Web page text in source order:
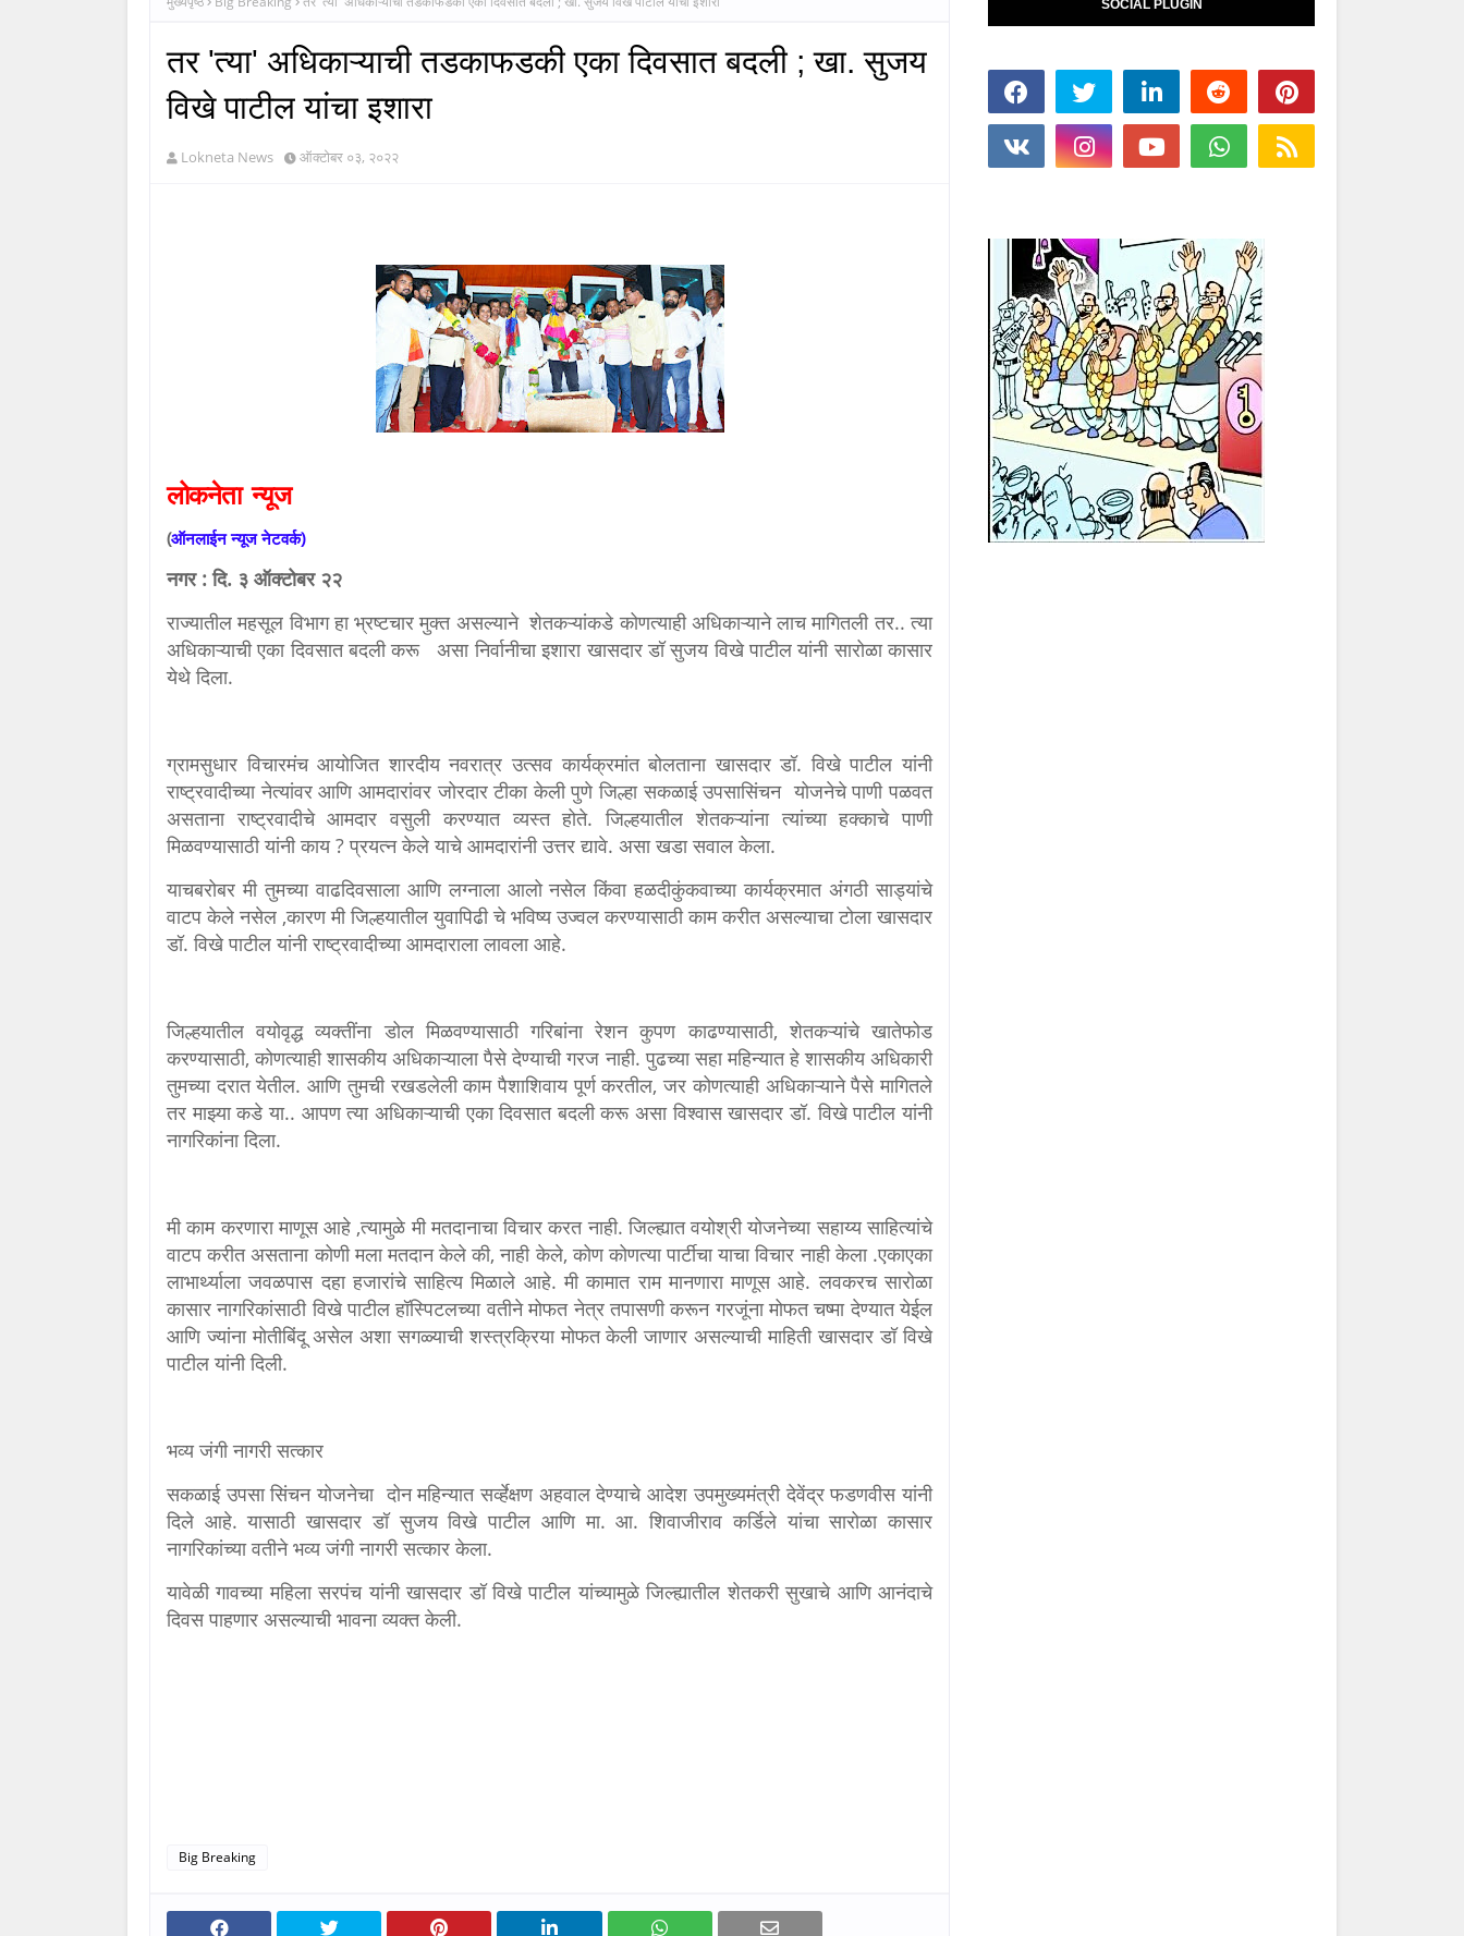
तर 'त्या' अधिकाऱ्याची तडकाफडकी एका दिवसात बदली ; खा. सुजय
विखे पाटील यांचा इशारा
Lokneta News ऑक्टोबर ०३, २०२२
लोकनेता न्यूज
(ऑनलाईन न्यूज नेटवर्क)
नगर : दि. ३ ऑक्टोबर २२
राज्यातील महसूल विभाग हा भ्रष्टचार मुक्त असल्याने शेतकऱ्यांकडे कोणत्याही अधिकाऱ्याने लाच मागितली तर.. त्या
अधिकाऱ्याची एका दिवसात बदली करू असा निर्वानीचा इशारा खासदार डॉ सुजय विखे पाटील यांनी सारोळा कासार
येथे दिला.
ग्रामसुधार विचारमंच आयोजित शारदीय नवरात्र उत्सव कार्यक्रमांत बोलताना खासदार डॉ. विखे पाटील यांनी
राष्ट्रवादीच्या नेत्यांवर आणि आमदारांवर जोरदार टीका केली पुणे जिल्हा सकळाई उपसासिंचन योजनेचे पाणी पळवत
असताना राष्ट्रवादीचे आमदार वसुली करण्यात व्यस्त होते. जिल्हयातील शेतकऱ्यांना त्यांच्या हक्काचे पाणी
मिळवण्यासाठी यांनी काय ? प्रयत्न केले याचे आमदारांनी उत्तर द्यावे. असा खडा सवाल केला.
याचबरोबर मी तुमच्या वाढदिवसाला आणि लग्नाला आलो नसेल किंवा हळदीकुंकवाच्या कार्यक्रमात अंगठी साड्यांचे
वाटप केले नसेल ,कारण मी जिल्हयातील युवापिढी चे भविष्य उज्वल करण्यासाठी काम करीत असल्याचा टोलाखासदार
डॉ. विखे पाटील यांनी राष्ट्रवादीच्या आमदाराला लावला आहे.
जिल्हयातील वयोवृद्ध व्यक्तींना डोल मिळवण्यासाठी गरिबांना रेशन कुपण काढण्यासाठी, शेतकऱ्यांचे खातेफोड
करण्यासाठी, कोणत्याही शासकीय अधिकाऱ्याला पैसे देण्याची गरज नाही. पुढच्या सहा महिन्यात हे शासकीय अधिकारी
तुमच्या दरात येतील. आणि तुमची रखडलेली काम पैशाशिवाय पूर्ण करतील, जर कोणत्याही अधिकाऱ्याने पैसे मागितले
तर माझ्या कडे या.. आपण त्या अधिकाऱ्याची एका दिवसात बदली करू असा विश्वास खासदार डॉ. विखे पाटील यांनी
नागरिकांना दिला.
मी काम करणारा माणूस आहे ,त्यामुळे मी मतदानाचा विचार करत नाही. जिल्ह्यात वयोश्री योजनेच्या सहाय्य साहित्यांचे
वाटप करीत असताना कोणी मला मतदान केले की, नाही केले, कोण कोणत्या पार्टीचा याचा विचार नाही केला .एकाएका
लाभार्थ्याला जवळपास दहा हजारांचे साहित्य मिळाले आहे. मी कामात राम मानणारा माणूस आहे. लवकरच सारोळा
कासार नागरिकांसाठी विखे पाटील हॉस्पिटलच्या वतीने मोफत नेत्र तपासणी करून गरजूंना मोफत चष्मा देण्यात येईल
आणि ज्यांना मोतीबिंदू असेल अशा सगळ्याची शस्त्रक्रिया मोफत केली जाणार असल्याची माहिती खासदार डॉ विखे
पाटील यांनी दिली.
भव्य जंगी नागरी सत्कार
सकळाई उपसा सिंचन योजनेचा दोन महिन्यात सर्व्हेक्षण अहवाल देण्याचे आदेश उपमुख्यमंत्री देवेंद्र फडणवीस यांनी
दिले आहे.यासाठी खासदार डॉ सुजय विखे पाटील आणि मा. आ. शिवाजीराव कर्डिले यांचा सारोळा कासार
नागरिकांच्या वतीने भव्य जंगी नागरी सत्कार केला.
यावेळी गावच्या महिला सरपंच यांनी खासदार डॉ विखे पाटील यांच्यामुळे जिल्ह्यातील शेतकरी सुखाचे आणि आनंदाचे
दिवस पाहणार असल्याची भावना व्यक्त केली.
Big Breaking
SOCIAL PLUGIN